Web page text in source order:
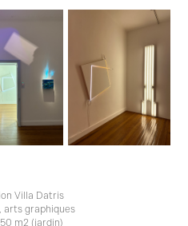
Villa Datris
arts graphiques
m2 (jardin)